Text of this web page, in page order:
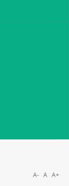
A- A A+